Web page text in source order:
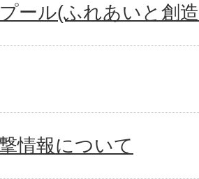
ール(ふれあいと創
情報について